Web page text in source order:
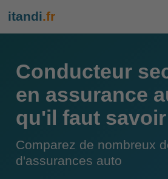
itandi.fr
Conducteur
en assurance
qu'il faut savoir
Comparez de nombreux
d'assurances auto